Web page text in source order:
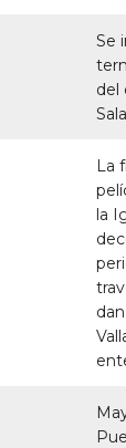
Se
del
La
la